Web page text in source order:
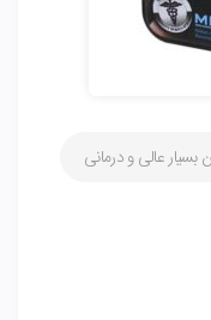
عالی و درمانی